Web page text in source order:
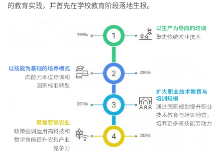
的教育实践，并首先在学校教育阶段落地生根。